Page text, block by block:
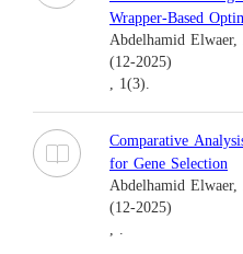
Wrapper-Based
Abdelhamid
(12-2025)
, 1(3).
Comparative
for Gene Selection
Abdelhamid
(12-2025)
, .